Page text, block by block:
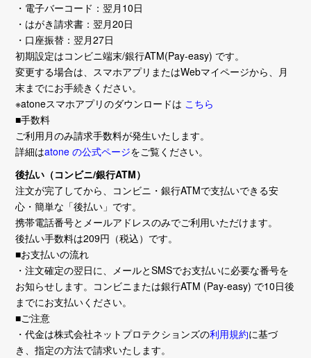
・電子バーコード：翌月10日
・はがき請求書：翌月20日
・口座振替：翌月27日
初期設定はコンビニ端末/銀行ATM(Pay-easy) です。
変更する場合は、スマホアプリまたはWebマイページから、月
末までにお手続きください。
※atoneスマホアプリのダウンロードは こちら
■手数料
ご利用月のみ請求手数料が発生いたします。
詳細はatone の公式ページをご覧ください。
後払い（コンビニ/銀行ATM）
注文が完了してから、コンビニ・銀行ATMで支払いできる安
心・簡単な「後払い」です。
携帯電話番号とメールアドレスのみでご利用いただけます。
後払い手数料は209円（税込）です。
■お支払いの流れ
・注文確定の翌日に、メールとSMSでお支払いに必要な番号を
お知らせします。コンビニまたは銀行ATM (Pay-easy) で10日後
までにお支払いください。
■ご注意
・代金は株式会社ネットプロテクションズの利用規約に基づ
き、指定の方法で請求いたします。